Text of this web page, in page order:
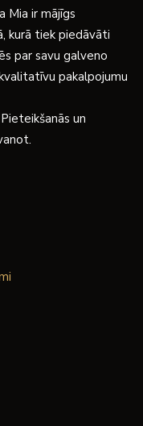
Mia ir mājīgs
kurā tiek piedāvāti
par savu galveno
pakalpojumu
un